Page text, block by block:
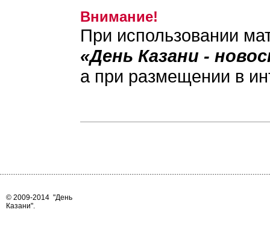
Внимание!
При использовании
«День Казани -
а при размещении в
© 2009-2014 "День
Казани".